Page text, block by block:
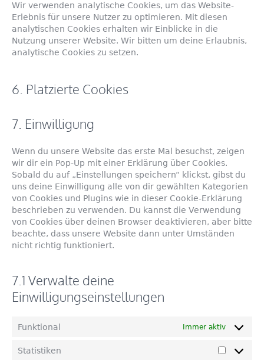
Wir verwenden analytische Cookies, um das Website-
Erlebnis für unsere Nutzer zu optimieren. Mit diesen
analytischen Cookies erhalten wir Einblicke in die
Nutzung unserer Website. Wir bitten um deine Erlaubnis,
analytische Cookies zu setzen.
6. Platzierte Cookies
7. Einwilligung
Wenn du unsere Website das erste Mal besuchst, zeigen
wir dir ein Pop-Up mit einer Erklärung über Cookies.
Sobald du auf „Einstellungen speichern“ klickst, gibst du
uns deine Einwilligung alle von dir gewählten Kategorien
von Cookies und Plugins wie in dieser Cookie-Erklärung
beschrieben zu verwenden. Du kannst die Verwendung
von Cookies über deinen Browser deaktivieren, aber bitte
beachte, dass unsere Website dann unter Umständen
nicht richtig funktioniert.
7.1 Verwalte deine
Einwilligungseinstellungen
Funktional Immer aktiv
Statistiken